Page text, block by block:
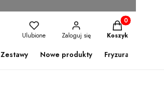
Ulubione Zaloguj się
Produkty w
Koszyk
Zestawy Nowe produkty Fryzura